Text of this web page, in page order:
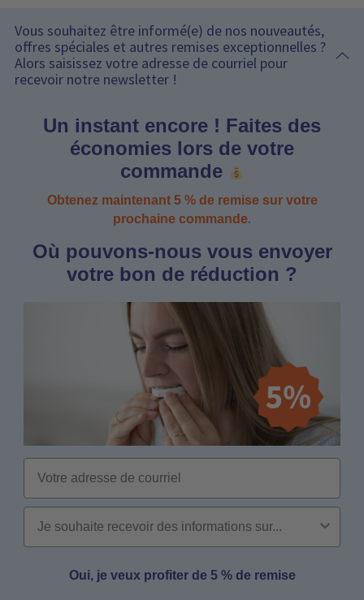
Vous souhaitez être informé(e) de nos nouveautés,
offres spéciales et autres remises exceptionnelles ?
Alors saisissez votre adresse de courriel pour
recevoir notre newsletter !
Un instant encore ! Faites des
économies lors de votre
commande
Obtenez maintenant 5​​ % de remise sur votre
prochaine commande.
Où pouvons-nous vous envoyer
votre bon de réduction ?
Oui, je veux profiter de 5 % de remise